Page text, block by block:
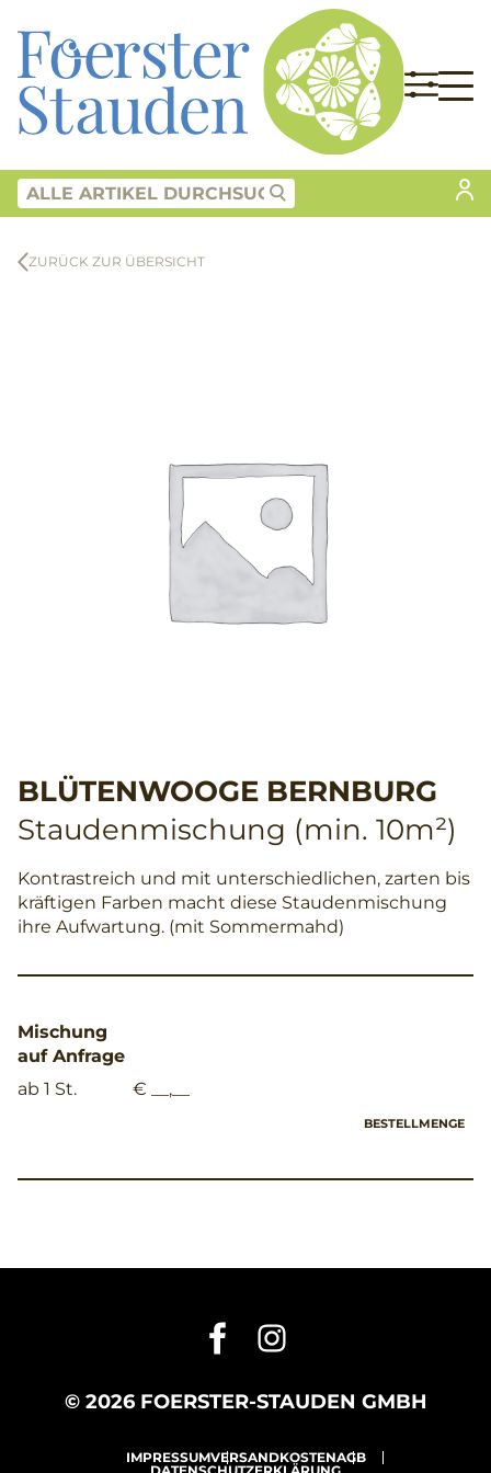
ZURÜCK ZUR ÜBERSICHT
BLÜTENWOOGE BERNBURG
Staudenmischung (min. 10m²)
Kontrastreich und mit unterschiedlichen, zarten bis
kräftigen Farben macht diese Staudenmischung
ihre Aufwartung. (mit Sommermahd)
Mischung
auf Anfrage
ab 1 St.
€ __,__
BESTELLMENGE
© 2026 FOERSTER-STAUDEN GMBH
IMPRESSUMVERSANDKOSTENAGB